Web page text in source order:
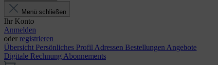
Menü schließen
Ihr Konto
Anmelden
oder registrieren
Übersicht Persönliches Profil Adressen Bestellungen Angebote
Digitale Rechnung Abonnements